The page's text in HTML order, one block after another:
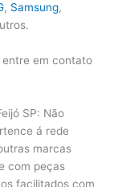
, Samsung,
em contato
SP: Não
á rede
marcas
com peças
facilitados com